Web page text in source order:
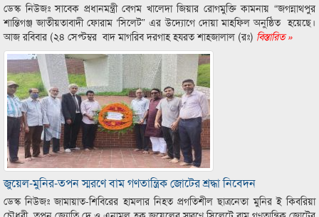
ডেস্ক নিউজঃ সাবেক প্রধানমন্ত্রী বেগম খালেদা জিয়ার রোগমুক্তি কামনায় “জগন্নাথপুর
শান্তিগঞ্জ জাতীয়তাবাদী ফোরাম ‘সিলেট” এর উদ্যোগে দোয়া মাহফিল অনুষ্ঠিত হয়েছে।
আজ রবিবার (২৪ সেপ্টম্বর বাদ মাগরিব দরগাহ হযরত শাহজালাল (রঃ) বিস্তারিত »
জুয়েল-মুনির-তপন স্মরণে বাম গণতান্ত্রিক জোটের শ্রদ্ধা নিবেদন
ডেস্ক নিউজঃ জামায়াত-শিবিরের হামলার নিহত প্রগতিশীল ছাত্রনেতা মুনির ই কিবরিয়া